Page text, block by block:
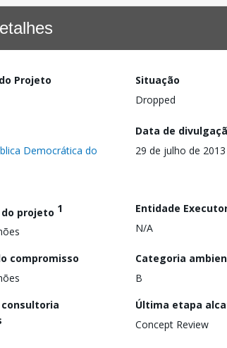
Projeto
Situação
Dropped
Democrática do
Data de
29 de julho de 2013
projeto 1
Entidade
N/A
compromisso
Categoria
B
consultoria
Última etapa
Concept Review